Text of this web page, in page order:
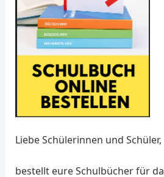
Liebe Schülerinnen und Schüler,
bestellt eure Schulbücher für